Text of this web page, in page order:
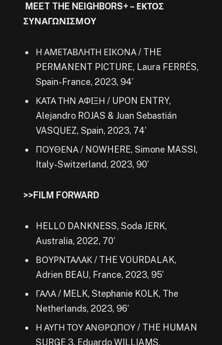
MEET THE NEIGHBORS+ – ΕΚΤΟΣ
ΣΥΝΑΓΩΝΙΣΜΟΥ
Η ΑΜΕΤΑΒΛΗΤΗ ΕΙΚΟΝΑ / THE
PERMANENT PICTURE, Laura FERRÉS,
Spain-France, 2023, 94’
ΚΑΤΑ ΤΗΝ ΑΦΙΞΗ / UPON ENTRY,
Alejandro ROJAS & Juan Sebastián
VASQUEZ, Spain, 2023, 74’
ΠΟΥΘΕΝΑ / NOWHERE, Simone MASSI,
Italy-Switzerland, 2023, 90’
>>FILM FORWARD
HELLO DANKNESS, Soda JERK,
Australia, 2022, 70’
ΒΟΥΡΝΤΑΛΑΚ / THE VOURDALAK,
Adrien BEAU, France, 2023, 95’
ΓΑΛΑ / MELK, Stephanie KOLK, The
Netherlands, 2023, 96’
Η ΑΥΓΗ ΤΟΥ ΑΝΘΡΩΠΟΥ / THE HUMAN
SURGE 3, Eduardo WILLIAMS,